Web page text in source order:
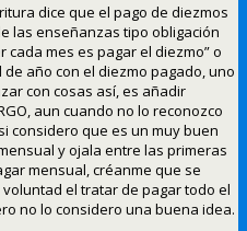
dice que el pago de diezmos
las enseñanzas tipo obligación
mes es pagar el diezmo” o
año con el diezmo pagado, uno
con cosas así, es añadir
aun cuando no lo reconozco
considero que es un muy buen
y ojala entre las primeras
mensual, créanme que se
el tratar de pagar todo el
no lo considero una buena idea.